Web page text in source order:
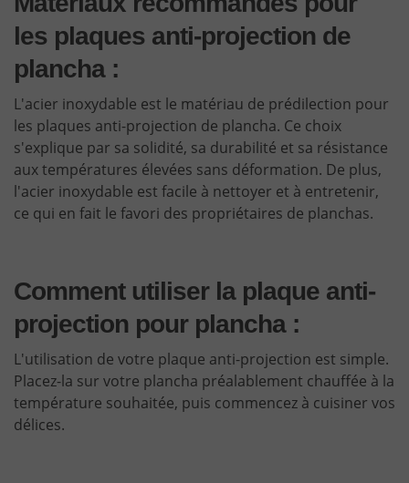
les plaques anti-projection de
plancha :
L'acier inoxydable est le matériau de prédilection pour
les plaques anti-projection de plancha. Ce choix
s'explique par sa solidité, sa durabilité et sa résistance
aux températures élevées sans déformation. De plus,
l'acier inoxydable est facile à nettoyer et à entretenir,
ce qui en fait le favori des propriétaires de planchas.
Comment utiliser la plaque anti-
projection pour plancha :
L'utilisation de votre plaque anti-projection est simple.
Placez-la sur votre plancha préalablement chauffée à la
température souhaitée, puis commencez à cuisiner vos
délices.